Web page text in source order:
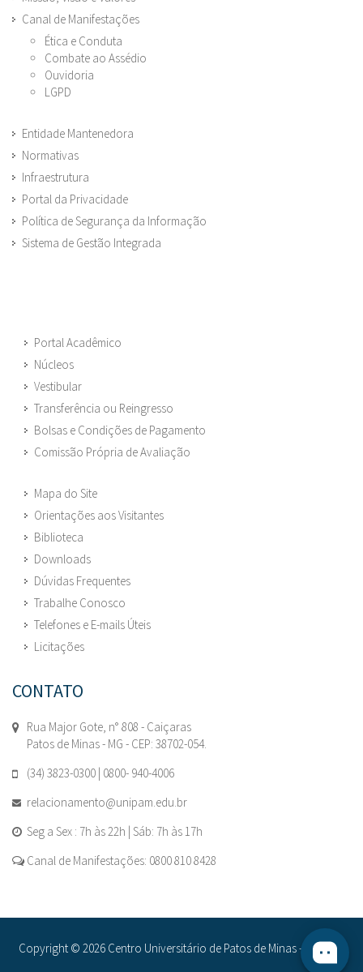
Canal de Manifestações
Ética e Conduta
Combate ao Assédio
Ouvidoria
LGPD
Entidade Mantenedora
Normativas
Infraestrutura
Portal da Privacidade
Política de Segurança da Informação
Sistema de Gestão Integrada
Portal Acadêmico
Núcleos
Vestibular
Transferência ou Reingresso
Bolsas e Condições de Pagamento
Comissão Própria de Avaliação
Mapa do Site
Orientações aos Visitantes
Biblioteca
Downloads
Dúvidas Frequentes
Trabalhe Conosco
Telefones e E-mails Úteis
Licitações
CONTATO
Rua Major Gote, n° 808 - Caiçaras
Patos de Minas - MG - CEP: 38702-054.
(34) 3823-0300 | 0800- 940-4006
relacionamento@unipam.edu.br
Seg a Sex : 7h às 22h | Sáb: 7h às 17h
Canal de Manifestações: 0800 810 8428
Copyright © 2026 Centro Universitário de Patos de Minas - UNIPAM.